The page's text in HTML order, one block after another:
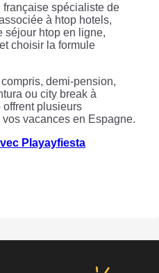
spécialiste de
à htop hotels,
séjour htop en ligne,
choisir la formule
demi-pension,
ou city break à
offrent plusieurs
vacances en Espagne.
Playayfiesta